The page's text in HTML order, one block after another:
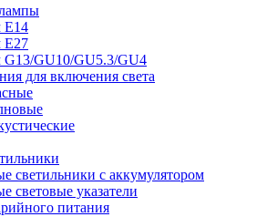
E14
E27
G13/GU10/GU5.3/GU4
для включения света
светильники с аккумулятором
световые указатели
питания